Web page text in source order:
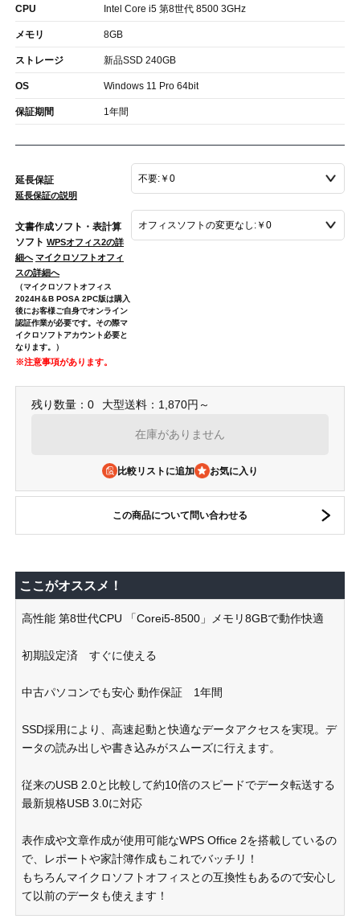
CPU Intel Core i5 第8世代 8500 3GHz
メモリ 8GB
ストレージ 新品SSD 240GB
OS Windows 11 Pro 64bit
保証期間 1年間
延長保証
延長保証の説明
文書作成ソフト・表計算
ソフト WPSオフィス2の詳
細へ マイクロソフトオフィ
スの詳細へ
（マイクロソフトオフィス
2024H＆B POSA 2PC版は購入
後にお客様ご自身でオンライン
認証作業が必要です。その際マ
イクロソフトアカウント必要と
なります。）
※注意事項があります。
残り数量：0 大型送料：1,870円～
在庫がありません
比較リストに追加
この商品について問い合わせる
ここがオススメ！
高性能 第8世代CPU 「Corei5-8500」メモリ8GBで動作快適
初期設定済 すぐに使える
中古パソコンでも安心 動作保証 1年間
SSD採用により、高速起動と快適なデータアクセスを実現。デ
ータの読み出しや書き込みがスムーズに行えます。
従来のUSB 2.0と比較して約10倍のスピードでデータ転送する
最新規格USB 3.0に対応
表作成や文章作成が使用可能なWPS Office 2を搭載しているの
で、レポートや家計簿作成もこれでバッチリ！
もちろんマイクロソフトオフィスとの互換性もあるので安心し
て以前のデータも使えます！